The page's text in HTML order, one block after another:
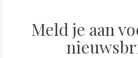
Meld je aan